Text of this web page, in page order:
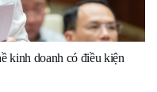
kinh doanh có điều kiện